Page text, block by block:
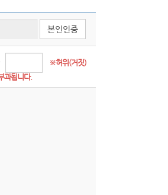
본인인증
※허위(거짓)
과됩니다.